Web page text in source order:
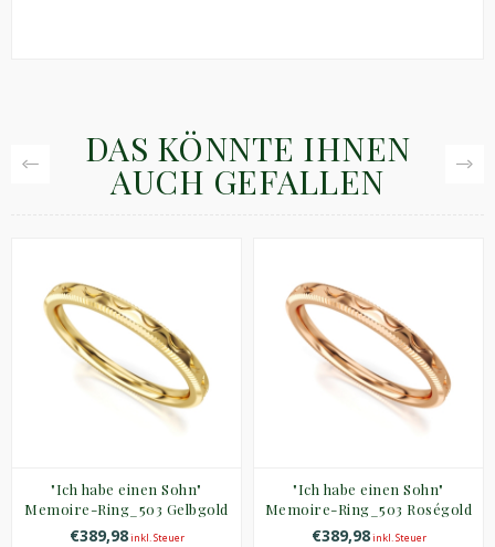
DAS KÖNNTE IHNEN
AUCH GEFALLEN
"Ich habe einen Sohn"
Memoire-Ring_503 Gelbgold
€389,98inkl. Steuer
"Ich habe einen Sohn"
Memoire-Ring_503 Roségold
€389,98inkl. Steuer